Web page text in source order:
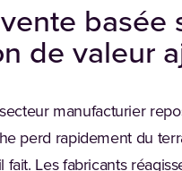
basée
de valeur
manufacturier
perd rapidement du
fait. Les fabricants